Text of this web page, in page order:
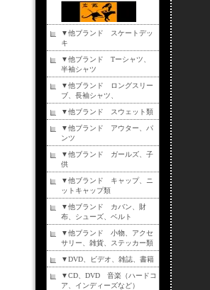
▼他ブランド スケートデッ
キ
▼他ブランド Tーシャツ、
半袖シャツ
▼他ブランド ロングスリー
ブ、長袖シャツ、
▼他ブランド スウェット類
▼他ブランド アウター、パ
ンツ
▼他ブランド ガールズ、子
供
▼他ブランド キャップ、ニ
ットキャップ類
▼他ブランド カバン、財
布、シューズ、ベルト
▼他ブランド 小物、アクセ
サリー、雑貨、ステッカー類
▼DVD、ビデオ、雑誌、書籍
▼CD、DVD 音楽（ハードコ
ア、インディーズなど）